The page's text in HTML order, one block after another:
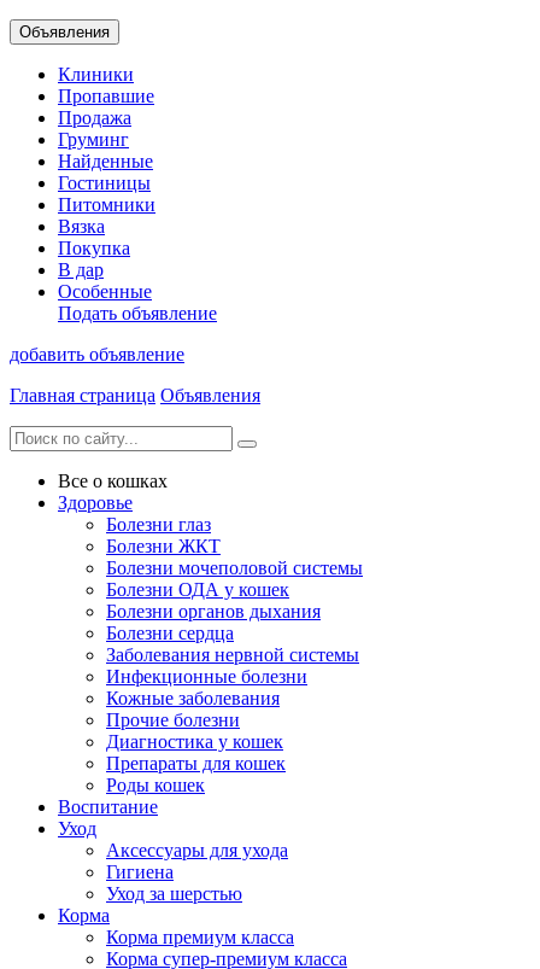
Объявления
Клиники
Пропавшие
Продажа
Груминг
Найденные
Гостиницы
Питомники
Вязка
Покупка
В дар
Особенные
Подать объявление
добавить объявление
Главная страница Объявления
Все о кошках
Здоровье
Болезни глаз
Болезни ЖКТ
Болезни мочеполовой системы
Болезни ОДА у кошек
Болезни органов дыхания
Болезни сердца
Заболевания нервной системы
Инфекционные болезни
Кожные заболевания
Прочие болезни
Диагностика у кошек
Препараты для кошек
Роды кошек
Воспитание
Уход
Аксессуары для ухода
Гигиена
Уход за шерстью
Корма
Корма премиум класса
Корма супер-премиум класса